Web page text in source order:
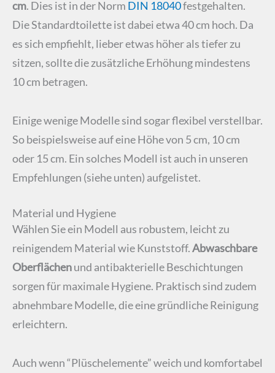
cm. Dies ist in der Norm DIN 18040festgehalten.
Die Standardtoilette ist dabei etwa 40 cm hoch. Da
es sich empfiehlt, lieber etwas höher als tiefer zu
sitzen, sollte die zusätzliche Erhöhung mindestens
10 cm betragen.
Einige wenige Modelle sind sogar flexibel verstellbar.
So beispielsweise auf eine Höhe von 5 cm, 10 cm
oder 15 cm. Ein solches Modell ist auch in unseren
Empfehlungen (siehe unten) aufgelistet.
Material und Hygiene
Wählen Sie ein Modell aus robustem, leicht zu
reinigendem Material wie Kunststoff.Abwaschbare
Oberflächenund antibakterielle Beschichtungen
sorgen für maximale Hygiene. Praktisch sind zudem
abnehmbare Modelle, die eine gründliche Reinigung
erleichtern.
Auch wenn “Plüschelemente” weich und komfortabel